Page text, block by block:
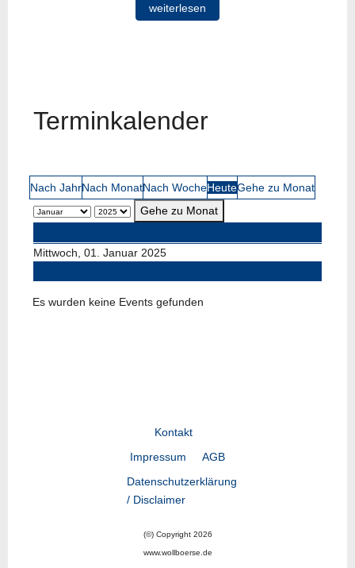
weiterlesen
Terminkalender
Nach JahrNach MonatNach WocheHeuteGehe zu Monat
Gehe zu Monat
Mittwoch, 01. Januar 2025
Es wurden keine Events gefunden
Kontakt
Impressum
AGB
Datenschutzerklärung
/ Disclaimer
(©) Copyright 2026
www.wollboerse.de